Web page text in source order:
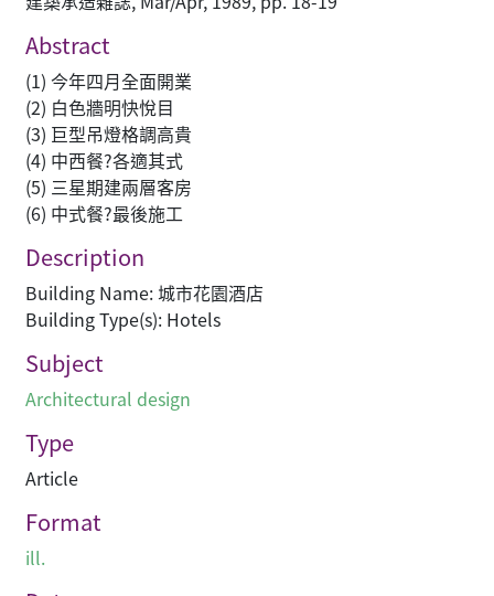
Abstract
(1) 今年四月全面開業
(2) 白色牆明快悅目
(3) 巨型吊燈格調高貴
(4) 中西餐?各適其式
(5) 三星期建兩層客房
(6) 中式餐?最後施工
Description
Building Name: 城市花園酒店
Building Type(s): Hotels
Subject
Architectural design
Type
Article
Format
ill.